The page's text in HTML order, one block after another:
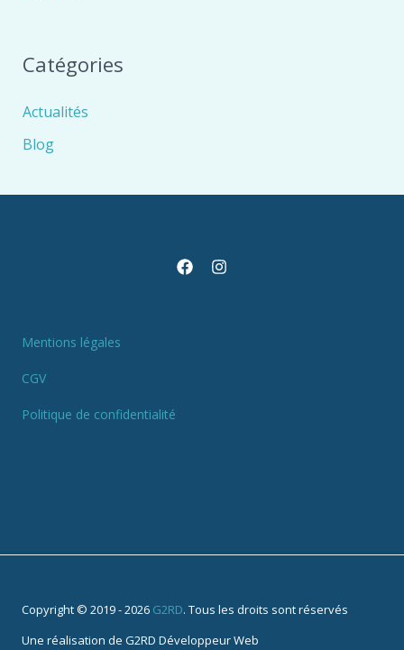
Catégories
Actualités
Blog
Mentions légales
CGV
Politique de confidentialité
Copyright © 2019 - 2026 G2RD. Tous les droits sont réservés
Une réalisation de G2RD Développeur Web